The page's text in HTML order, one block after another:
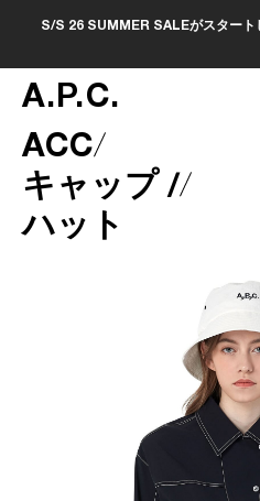
S/S 26 SUMMER SALEがスタート
A.P.C.
ACC
キャップ /
ハット